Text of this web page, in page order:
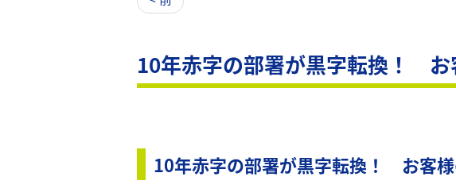
10年赤字の部署が黒字転換！ お
10年赤字の部署が黒字転換！ お客